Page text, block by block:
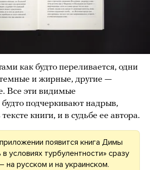
как будто переливается, одни
темные и жирные, другие —
Все эти видимые
подчеркивают надрыв,
книги, и в судьбе ее автора.
появится книга Димы
условиях турбулентности» сразу
на русском и на украинском.